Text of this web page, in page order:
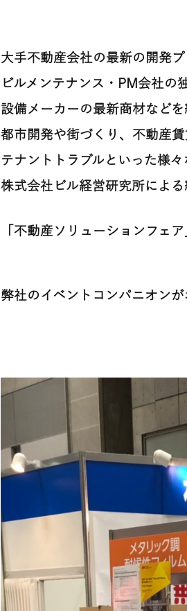
大手不動産会社の最新の開発
ビルメンテナンス・PM会社の
設備メーカーの最新商材など
都市開発や街づくり、不動産
テナントトラブルといった様
株式会社ビル経営研究所によ
「不動産ソリューションフェア
弊社のイベントコンパニオンが